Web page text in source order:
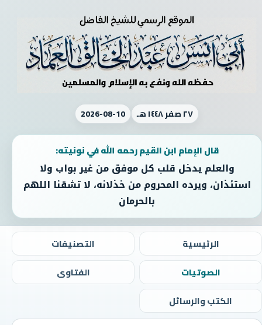
٢٧ صفر ١٤٤٨ هـ 2026-08-10
قال الإمام ابن القيم رحمه الله في نونيته:
والعلم يدخل قلب كل موفق من غير بواب ولا
استئذان، ويرده المحروم من خذلانه، لا تشقنا اللهم
بالحرمان
الرئيسية
التصنيفات
الصوتيات
الفتاوى
الكتب والرسائل